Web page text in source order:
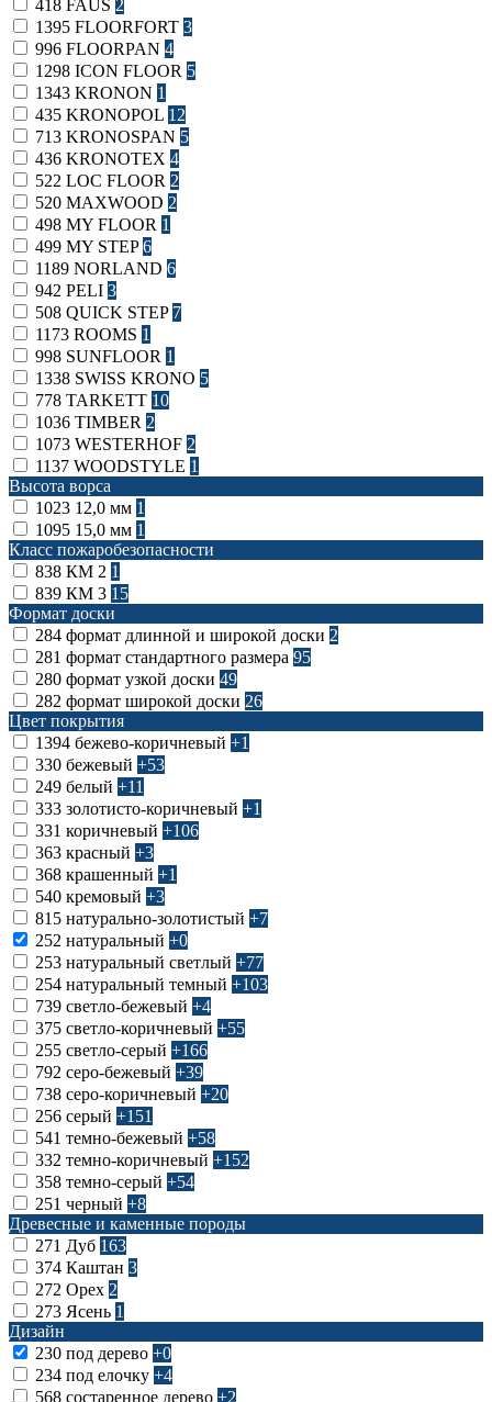
418 FAUS 2
1395 FLOORFORT 3
996 FLOORPAN 4
1298 ICON FLOOR 5
1343 KRONON 1
435 KRONOPOL 12
713 KRONOSPAN 5
436 KRONOTEX 4
522 LOC FLOOR 2
520 MAXWOOD 2
498 MY FLOOR 1
499 MY STEP6
1189 NORLAND 6
942 PELI 3
508 QUICK STEP 7
1173 ROOMS 1
998 SUNFLOOR 1
1338 SWISS KRONO 5
778 TARKETT 10
1036 TIMBER 2
1073 WESTERHOF 2
1137 WOODSTYLE 1
Высота ворса
1023 12,0 мм 1
1095 15,0 мм 1
Класс пожаробезопасности
838 КМ 2 1
839 КМ 3 15
Формат доски
284 формат длинной и широкой доски 2
281 формат стандартного размера 95
280 формат узкой доски 49
282 формат широкой доски 26
Цвет покрытия
1394 бежево-коричневый +1
330 бежевый +53
249 белый +11
333 золотисто-коричневый +1
331 коричневый +106
363 красный +3
368 крашенный +1
540 кремовый +3
815 натурально-золотистый +7
252 натуральный +0
253 натуральный светлый +77
254 натуральный темный +103
739 светло-бежевый +4
375 светло-коричневый +55
255 светло-серый +166
792 серо-бежевый +39
738 серо-коричневый +20
256 серый +151
541 темно-бежевый +58
332 темно-коричневый +152
358 темно-серый +54
251 черный +8
Древесные и каменные породы
271 Дуб 163
374 Каштан 3
272 Орех 2
273 Ясень 1
Дизайн
230 под дерево +0
234 под елочку +4
568 состаренное дерево +2